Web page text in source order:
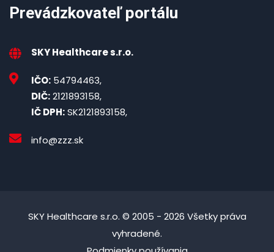
Prevádzkovateľ portálu
SKY Healthcare s.r.o.
IČO: 54794463,
DIČ:2121893158,
IČ DPH:SK2121893158,
info@zzz.sk
SKY Healthcare s.r.o. © 2005 - 2026 Všetky práva
vyhradené.